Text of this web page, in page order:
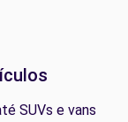
SUVs e vans